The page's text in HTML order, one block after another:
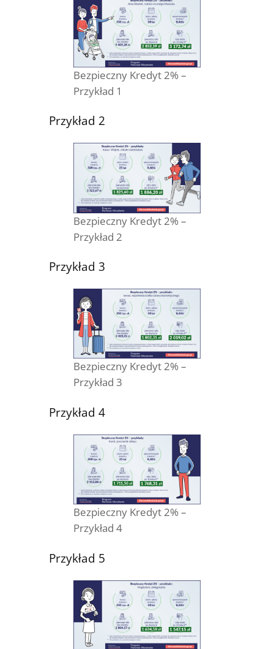
Bezpieczny Kredyt 2% –
Przykład 1
Przykład 2
Bezpieczny Kredyt 2% –
Przykład 2
Przykład 3
Bezpieczny Kredyt 2% –
Przykład 3
Przykład 4
Bezpieczny Kredyt 2% –
Przykład 4
Przykład 5